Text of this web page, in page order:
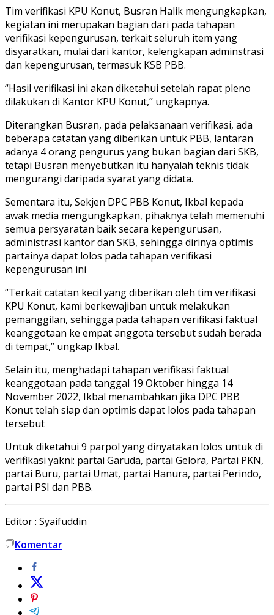
Tim verifikasi KPU Konut, Busran Halik mengungkapkan,
kegiatan ini merupakan bagian dari pada tahapan
verifikasi kepengurusan, terkait seluruh item yang
disyaratkan, mulai dari kantor, kelengkapan adminstrasi
dan kepengurusan, termasuk KSB PBB.
“Hasil verifikasi ini akan diketahui setelah rapat pleno
dilakukan di Kantor KPU Konut,” ungkapnya.
Diterangkan Busran, pada pelaksanaan verifikasi, ada
beberapa catatan yang diberikan untuk PBB, lantaran
adanya 4 orang pengurus yang bukan bagian dari SKB,
tetapi Busran menyebutkan itu hanyalah teknis tidak
mengurangi daripada syarat yang didata.
Sementara itu, Sekjen DPC PBB Konut, Ikbal kepada
awak media mengungkapkan, pihaknya telah memenuhi
semua persyaratan baik secara kepengurusan,
administrasi kantor dan SKB, sehingga dirinya optimis
partainya dapat lolos pada tahapan verifikasi
kepengurusan ini
“Terkait catatan kecil yang diberikan oleh tim verifikasi
KPU Konut, kami berkewajiban untuk melakukan
pemanggilan, sehingga pada tahapan verifikasi faktual
keanggotaan ke empat anggota tersebut sudah berada
di tempat,” ungkap Ikbal.
Selain itu, menghadapi tahapan verifikasi faktual
keanggotaan pada tanggal 19 Oktober hingga 14
November 2022, Ikbal menambahkan jika DPC PBB
Konut telah siap dan optimis dapat lolos pada tahapan
tersebut
Untuk diketahui 9 parpol yang dinyatakan lolos untuk di
verifikasi yakni: partai Garuda, partai Gelora, Partai PKN,
partai Buru, partai Umat, partai Hanura, partai Perindo,
partai PSI dan PBB.
Editor : Syaifuddin
Komentar